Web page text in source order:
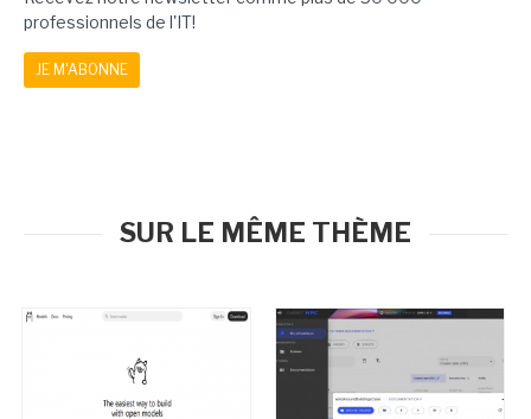
professionnels de l'IT!
JE M'ABONNE
SUR LE MÊME THÈME